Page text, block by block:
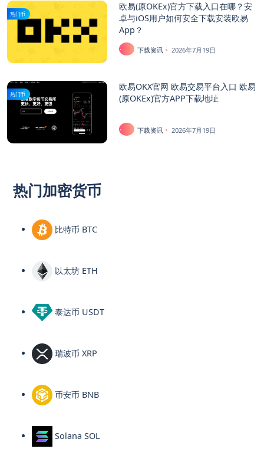
热门币
欧易(原OKEx)官方下载入口在哪？安
卓与iOS用户如何安全下载安装欧易
App？
下载资讯 2026年7月19日
热门币
欧易OKX官网 欧易交易平台入口 欧易
(原OKEx)官方APP下载地址
下载资讯 2026年7月19日
热门加密货币
比特币 BTC
以太坊 ETH
泰达币 USDT
瑞波币 XRP
币安币 BNB
Solana SOL